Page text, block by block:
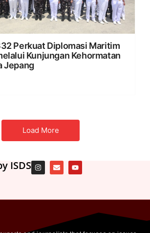
Perkuat Diplomasi Maritim
Kunjungan Kehormatan
Jepang
Load More
ISDS